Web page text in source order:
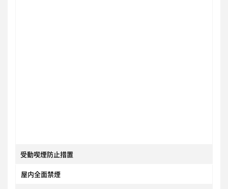
受動喫煙防止措置
屋内全面禁煙